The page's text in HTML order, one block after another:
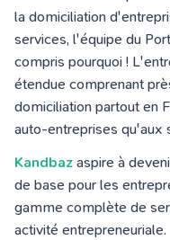
la domiciliation
services, l'équipe du
compris pourquoi !
étendue comprenant
domiciliation partout en
auto-entreprises qu'aux
Kandbaz aspire à
de base pour les
gamme complète de
activité entrepreneuriale.